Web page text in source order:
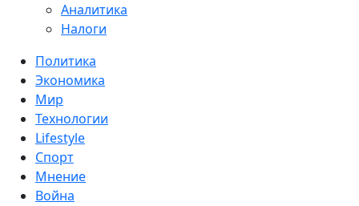
Аналитика
Налоги
Политика
Экономика
Мир
Технологии
Lifestyle
Спорт
Мнение
Война